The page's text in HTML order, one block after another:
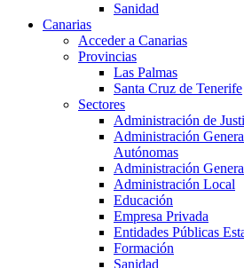
Sanidad
Canarias
Acceder a Canarias
Provincias
Las Palmas
Santa Cruz de Tenerife
Sectores
Administración de
Administración
Autónomas
Administración
Administración Local
Educación
Empresa Privada
Entidades Públicas
Formación
Sanidad